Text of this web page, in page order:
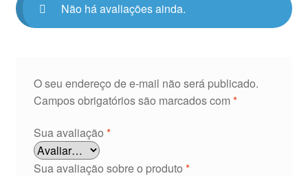
Não há avaliações ainda.
O seu endereço de e-mail não será publicado.
Campos obrigatórios são marcados com *
Sua avaliação *
Sua avaliação sobre o produto *